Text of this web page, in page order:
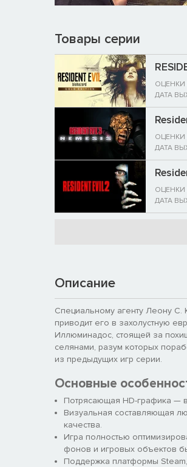
Товары серии
ОЦЕНКИ
ДАТА
ОЦЕНКИ
ДАТА
ОЦЕНКИ
ДАТА
Описание
Cпециальному агенту Леону
приводит его в захолустную
Иллюминадос, стоящей за
селянами, разум которых
из предыдущих игр серии.
Основные
Потрясающая HD-графика —
Визуальная составляющая
качества.
Игра полностью
фонов и игровых объектов
Поддержка платформы